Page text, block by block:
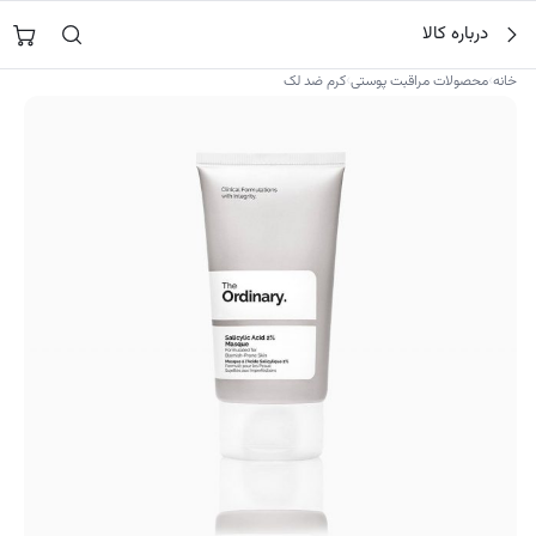
محتوا
جستجو در
درباره کالا
خانه›محصولات مراقبت پوستی›کرم ضد لک